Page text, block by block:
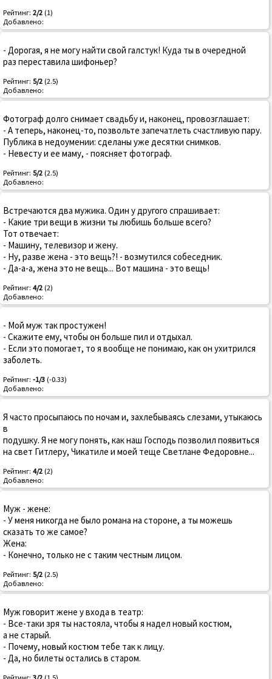
Рейтинг: 2/2 (1)
Добавлено:
- Дорогая, я не могу найти свой галстук! Куда ты в очередной
раз переставила шифоньер?
Рейтинг: 5/2 (2.5)
Добавлено:
Фотограф долго снимает свадьбу и, наконец, провозглашает:
- А теперь, наконец-то, позвольте запечатлеть счастливую пару.
Публика в недоумении: сделаны уже десятки снимков.
- Невесту и ее маму, - поясняет фотограф.
Рейтинг: 5/2 (2.5)
Добавлено:
Встречаются два мужика. Один у другого спрашивает:
- Какие три вещи в жизни ты любишь больше всего?
Тот отвечает:
- Машину, телевизор и жену.
- Ну, разве жена - это вещь?! - возмутился собеседник.
- Да-а-а, жена это не вещь... Вот машина - это вещь!
Рейтинг: 4/2 (2)
Добавлено:
- Мой муж так простужен!
- Скажите ему, чтобы он больше пил и отдыхал.
- Если это помогает, то я вообще не понимаю, как он ухитрился
заболеть.
Рейтинг: -1/3 (-0.33)
Добавлено:
Я часто просыпаюсь по ночам и, захлебываясь слезами, утыкаюсь
в
подушку. Я не могу понять, как наш Господь позволил появиться
на свет Гитлеру, Чикатиле и моей теще Светлане Федоровне...
Рейтинг: 4/2 (2)
Добавлено:
Муж - жене:
- У меня никогда не было романа на стороне, а ты можешь
сказать то же самое?
Жена:
- Конечно, только не с таким честным лицом.
Рейтинг: 5/2 (2.5)
Добавлено:
Муж говорит жене у входа в театр:
- Все-таки зря ты настояла, чтобы я надел новый костюм,
а не старый.
- Почему, новый костюм тебе так к лицу.
- Да, но билеты остались в старом.